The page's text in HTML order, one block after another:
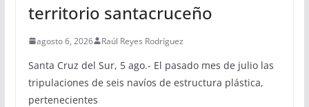
territorio santacruceño
agosto 6, 2026 Raúl Reyes Rodríguez
Santa Cruz del Sur, 5 ago.- El pasado mes de julio las
tripulaciones de seis navíos de estructura plástica,
pertenecientes